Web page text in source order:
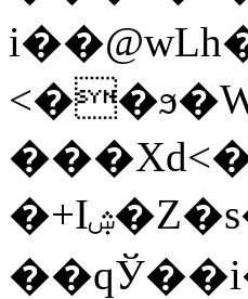
�+Iۺ�Z�s�+��MȮ��+��1